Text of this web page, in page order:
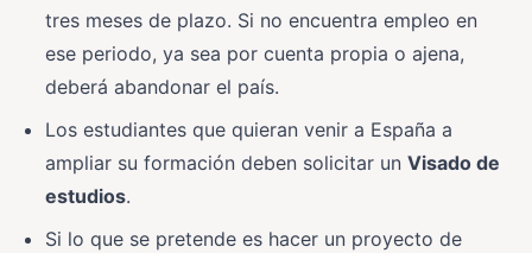
tres meses de plazo. Si no encuentra empleo en
ese periodo, ya sea por cuenta propia o ajena,
deberá abandonar el país.
Los estudiantes que quieran venir a España a
ampliar su formación deben solicitar un Visado de
estudios.
Si lo que se pretende es hacer un proyecto de